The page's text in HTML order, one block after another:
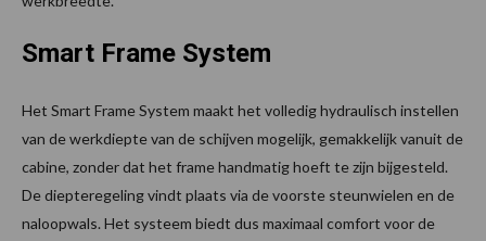
Smart Frame System
Het Smart Frame System maakt het volledig hydraulisch instellen
van de werkdiepte van de schijven mogelijk, gemakkelijk vanuit de
cabine, zonder dat het frame handmatig hoeft te zijn bijgesteld.
De diepteregeling vindt plaats via de voorste steunwielen en de
naloopwals. Het systeem biedt dus maximaal comfort voor de